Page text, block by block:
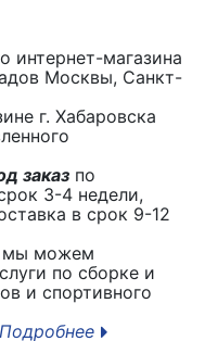
интернет-магазина
Москвы, Санкт-
г. Хабаровска
заказ по
3-4 недели,
в срок 9-12
мы можем
по сборке и
и спортивного
Подробнее